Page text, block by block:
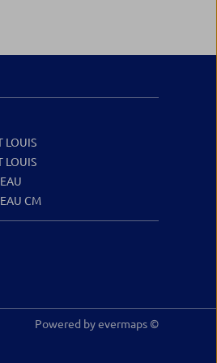
LOUIS
LOUIS
CM
Powered byevermaps ©